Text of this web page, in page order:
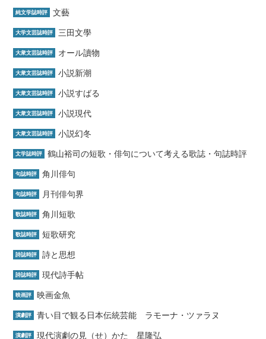
純文学誌時評 文藝
大学文芸誌時評 三田文學
大衆文芸誌時評 オール讀物
大衆文芸誌時評 小説新潮
大衆文芸誌時評 小説すばる
大衆文芸誌時評 小説現代
大衆文芸誌時評 小説幻冬
文学誌時評 鶴山裕司の短歌・俳句について考える歌誌・句誌時評
句誌時評 角川俳句
句誌時評 月刊俳句界
歌誌時評 角川短歌
歌誌時評 短歌研究
詩誌時評 詩と思想
詩誌時評 現代詩手帖
映画評 映画金魚
演劇評 青い目で観る日本伝統芸能 ラモーナ・ツァラヌ
演劇評 現代演劇の見（せ）かた 星隆弘